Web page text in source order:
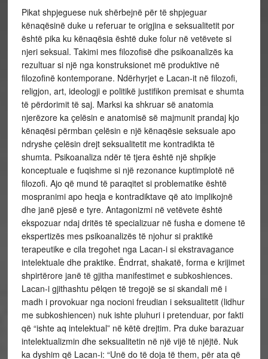
Pikat shpjeguese nuk shërbejnë për të shpjeguar kënaqësinë duke u referuar te origjina e seksualitetit por është pika ku kënaqësia është duke folur në vetëvete si njeri seksual. Takimi mes filozofisë dhe psikoanalizës ka rezultuar si një nga konstruksionet më produktive në filozofinë kontemporane. Ndërhyrjet e Lacan-it në filozofi, religjon, art, ideologji e politikë justifikon premisat e shumta të përdorimit të saj. Marksi ka shkruar së anatomia njerëzore ka çelësin e anatomisë së majmunit prandaj kjo kënaqësi përmban çelësin e një kënaqësie seksuale apo ndryshe çelësin drejt seksualitetit me kontradikta të shumta. Psikoanaliza ndër të tjera është një shpikje konceptuale e fuqishme si një rezonance kuptimplotë në filozofi. Ajo që mund të paraqitet si problematike është mospranimi apo heqja e kontradiktave që ato implikojnë dhe janë pjesë e tyre. Antagonizmi në vetëvete është ekspozuar ndaj dritës të specializuar në fusha e domene të ekspertizës mes psikoanalizës të njohur si praktikë terapeutike e cila tregohet nga Lacan-i si ekstravagance intelektuale dhe praktike. Ëndrrat, shakatë, forma e krijimet shpirtërore janë të gjitha manifestimet e subkoshiences. Lacan-i gjithashtu pëlqen të tregojë se si skandali më i madh i provokuar nga nocioni freudian i seksualitetit (lidhur me subkoshiencen) nuk ishte pluhuri i pretenduar, por fakti që “ishte aq intelektual” në këtë drejtim. Pra duke barazuar intelektualizmin dhe seksualitetin në një vijë të njëjtë. Nuk ka dyshim që Lacan-i: “Unë do të doja të them, për ata që janë duke më dëgjuar mua, se si ata mund të njohin psikoanalistët e këqij: me anë të fjalës ata përdorin për të zhvlerësuar të gjitha hulumtimet mbi teknikën dhe teorinë që nxit përvoja freudiane në përmasën e saj autentike. Kjo fjalë është ‘intelektualizem’…” Duke rizbuluar filozofinë e pastër dhe veçanërisht ontologjinë e angazhuar, ata që janë në prodhimin e ontologjive të reja, shihet pak interes në atë që duket më së miri si një teori rajonale që korrespondon me një praktikë të veçantë terapeutike. Seksi është zakonisht pyetje e lënë jashtë edhe në ndarjet më miqësore filozofike të Lacan-it dhe konceptet e tij. Ontologjia është diçka që Lacan-i e pa të lidhur me ligjërimin e zotit, duke luajtur në njëjësinë midis demiurgut dhe të qenurit. Reduktimi sistematik i nocionit të seksualitetit është vetë reduktimi i praktikave seksuale të ndryshme të konstituara si interkurs seksual dhe i rrethuar nga aludimi i detyrueshëm seksual, domethënë nga një oqean i gjerë i kuptimeve seksuale. Aktiviteti seksual i shfaqur ndaj Freud-it është i dyfishuar nga vetë impakti i saj dhe i vështirë ose ndryshe si hetim ontologjik. Shumë më shqetësues ishte teza gjithnjë problematike në lidhje me (ontologjikisht) pasigurinë e vetë seksualitetit. Alenka Zupančič referon përmes thirrjeve të epokës viktoriane se Seksi është i ndyrë, përgjigjja freudiane është së nuk është i ndyrë por është natyral dhe Alenka përgjigjet me një pyetje se çfarë është seksi? Lloji i interesit njerëzor filozofik i psikologjizuar është saktësisht ai zbulim i qëndrueshmërisë së seksit si faktor radikal i dis-orientimit. Ajo që Freud-i e quan seksuale nuk është ajo që na bën njeri në asnjë kuptimin e këtij termi, por është më tepër ajo që na bën subjekt, ose ndoshta më saktësisht, është njëlloj me lindjen e subjektit. Psikoanaliza saktësisht është pika ndoshta e habitshme që bën Frojdi që duket perspektive e terapeutike si e kundërt të cilën e kanë të përbashkët (ajo që pretendon se është përgjigjja seksuale çdo gjë, dhe ai që e largon seksin si të mbivlerësuar). Psikoanaliza e sheh pamundësinë e seksit të plotë në mungesë të të gjitha pengesave të jashtme, si një konstituese dhe pjesë përbërëse e seksualitetit, si e tillë subkoshiente. Në psikoanalizë (pothuajse) gjithçka ka kuptim seksual dhe që për ta kuptuar këtë është çelësi i shërimit psikologjik, thjeshtë duhet të mbahet mend se si Freud-i e konstituon teorinë e tij të seksit si konstitutivisht problematik. Ajo nuk është thjesht e zbuluar dhe deshifruar në kuptimi seksual “prapa” simptomave dhe formacioneve të ndryshme të pavetëdijes, përkundrazi, është e kundërta, ajo ndërtohet duke penguar “dështimin terapeutik” të zbulimit përfundimtar të kuptimit seksual. Hapësira për një hipotezë që kuptimi seksual aq bujarisht është i prodhuar nga pandërgjegjshmja ishte për të maskuar realitetin e një negativiteti themelor në punë, në seksualitet, për të nxjerrë efikasitetin e tij nga fakti se është vetë një mjet i kënaqësisë. Një nga detyrat kryesore të psikoanalizës është se duhet të çaktivizojë ngadalë por tërësisht rrugën e kësaj kënaqësie, për ta bërë atë të padobishme. Kjo është për të rivendosur seksin në dimensionin e saj të së vërtetës. Seksualiteti në thelb lidhet me domene të ndryshme të pjesshme me kënaqësinë e tyre, ajo nuk është e lindur, nuk është e bazuar në objekte dhe nuk është prokreative. Një pengesë e madhe e kësaj llogarie lineare e seksualitetit dhe zhvillimit të saj është se ajo lë tërësisht konceptin qendror të psikoanalizës, që është e pandërgjegjshmja. Përpjekja, mund të hyjë në këtë llogari vetëm si represioni i kryer seksual (përmbajtje ose aktivitet), jo si thelbësisht dhe konstitutivisht i lidhur me të. Ka diçka për seksualitetin që shfaqet vetëm si i shtypur, diçka që regjistrohet në realitet vetëm në forma e represionit (dhe jo si diçka që është e para dhe pastaj shtypet). Kjo diçka e bën seksualitetin “seksual” në kuptimin e fortë të fjalës. Kjo do të thotë se lidhja mes të pandërgjegjies dhe seksualitetit është se seksualiteti ka të bëjë me vetë qenien – e pavetëdijshme, në pasigurinë e saj ontologjike – na referon Alenka Z. Normativiteti kulturor (social, moral, fetar) e nxit të ashtuquajturën seksualitet natyror (marrëdhëniet heteroseksuale) dhe tenton të ndalojë ose të shtypë seksualitetin homogjen, e cila shihet si i çoroditur, asocial, që nuk i shërben qëllimit jashtë vetëvetes dhe rrjedhimisht mjetet e kontrollit i ikin individit dhe shoqërisë… Krishterimi zakonisht merret si shembull major që ndalon seksualitetin dhe promovon vetëm bashkimin riprodhues “i qëllimshëm”. (Lacan në pasazhin e mëposhtëm) ‘Krishti, edhe kur ringjallet nga të vdekurit, vlerësohet për trupin e tij dhe për të, trupi është mjeti me të cilin bashkimi në praninë e tij është inkorporimi. Ose, siç thotë Shën Agustini, seksualiteti nuk është mëkati origjinal (ky i fundit i referohet origjinës se paligjshmëria e çiftit kur merrnin fruta nga pema e dijes), por dënimi për ta dhe vend i përhershëm i tij. Pra, seksualiteti është mjaft problematik që të shihet si një dënim, një mallkim. Aspekti natyral i seksualitetit paraqitet në mënyrë dramatike por ka gabimet e saj sepse është i pasigurtë.’ Problemi nuk është thjesht se natyra është gjithmonë-tashmë kulturore, por më tepër se natyra mungon diçka në mënyrë që të jetë ajo që rritet nga vetëvetja dhe kultura nuk është diçka që e ndërmjetëson (me ndalimin e incestit kalojmë nga natyra në kulturë – Michel Foucault). Lidhja mes njohurisë dhe seksit nuk është e kufizuar në Bibel vetëm në skenën e mëkatit origjinal, por ka një insistim të mëtejshëm dhe të përsëritshëm. Idioma “njohuri në kuptimin biblik” që Bibla i referohet marrëdhënieve seksuale (si “njohja e tjetrit”) nuk është aspak e njëllojtë si eufemizmat e zakonshme për marrëdhëniet tjera si eufemizëm përshkrues. “Të njohësh tjetri në kuptimin biblik” është angazhimi në pikën ku Tjetrit i mungojnë njohuritë. Dhe nga perspektiva fetare, kjo mungesë te tjetri, shenja e munguar e marrëdhënies seksuale nuk është çështje e vogël. Pamja e trupave të zhveshur nuk është “e turpshme” për shkak të këtyre si të tillë, por për shkak të asaj që trupat e zhveshur nuk e përcjellin domethëniën e marrëdhënies seksuale. Normat (recetat normative të seksualitetit) shfaqen pikërisht në pikat e mungesës si përfaqësim. Normat mund të shihet si të marrë në vendin e imazhit që “nuk e ka parë kurrë” atë trup krejtësisht duke u mbështjellë rreth trupit të Tjetrit. Ky imazh është mbështetja fantazmagorike e normës. Është fantazi e mbështetur nga vendosja e normës dhe mbështetja e normës kthehet në fantazinë e marrëdhënies seksuale. Kur flasim për psikoanalizën dhe politikën sot janë dy qëndrime. E para është largimi i seksualitetit, mënjanimi i tij dhe ndjekja e koncepteve të tjera, të tilla si të ndaluara, kënaqësi e tepërt. Lacan-i hedh poshtë seksualitetin si diçka që ka vetëm një përkatësisë sekondare ose “rajonale” dhe leximi hedh poshtë politikën si diçka që është domosdoshmërisht patologjike. Koncepti Lacan-ian i seksit është ajo mënyrë në të cilën është duke punuar si një bllokim thelbësor i qenies, strukturimin e saj (si të qenurit). Çështja është se përtej të gjitha përmbajtjeve seksuale dhe praktikave seksuale nuk është një formë e pastër, por referohet në vend të mungesës së kësaj forme si ajo që kthen dhe përcakton hapësirën e seksit. Platoni shkoi aq larg sa të tregonte se edhe gjërat më të ulëtat, si balta dhe papastërtitë, kanë idetë e tyre përkatëse (esencat ideale), por çfarë lidhje me seksin? Përgjigja është negative sepse seksi do të vendoset “si më e ulët” në zinxhiri i qenies së baltës për ndonjë arsye tjetër. Alenka e vazhdon pasazhin me gjetjen e përgjigjes se seksi si një zgjidhje nuk duhet të merret si vetë-shpjeguese, si shpjegim për ndalimin “tradicional” kulturor të seksualitet, por tjetrër rrugë përreth. Kjo ndalesë duhet të shpjegohet me një ndërprerje ontologjike të përfshirë si seksuale në seksuale. Dikush mund të riafirmojë sloganin e mirënjohur “Seksualiteti është politikë” dhe i jep një kuptim të ri “Seksi është politik” në kuptimin që një politikë e vërtetë emancipuese që mund të mendohet vetëm në terrenin e një “ontologjie të çorieruar nga objektet”. Një ontologji që ndjek jo thjesht qenien e qenies, por realen që e përcjell dhe e informon. Megjithatë, “asgjëja” nuk është e natyrshme për të qenë dhe përbën çarjen e saj të pakalueshme, ajo regjistrohet si një pikë epistemologjike e veç